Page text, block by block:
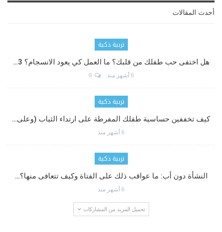
أحدث المقالات
تربية ذكية
هل اختفى حب طفلك من قلبك؟ ما العمل كي يعود الانسجام؟ 3…
6 أشهر منذ 0
تربية ذكية
كيف تخففين حساسية طفلك المفرطة على ارتداء الثياب (وعلى…
6 أشهر منذ
تربية ذكية
النشأة دون أب: ما عواقب ذلك على الفتاة وكيف تتعافى منها؟…
6 أشهر منذ
تحميل المزيد من المشاركات